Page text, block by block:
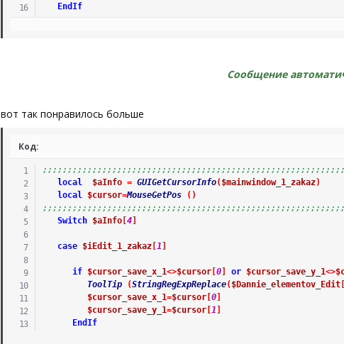
EndIf
Сообщение
вот так понравилось больше
Код:
local
$aInfo = GUIGetCursorInfo( $mainwindow_1_zakaz)
local
$cursor=MouseGetPos ( )
Switch
$aInfo[ 4]
case $iEdit_1_zakaz[ 1
if $cursor_save_x_1<>$cursor[ 0] or $cursor_save_y_1<>
ToolTip
(StringRegExpReplace( $Dannie_elementov_Edit[
$cursor_save_x_1=$cursor[ 0]
$cursor_save_y_1=$cursor[ 1
EndIf